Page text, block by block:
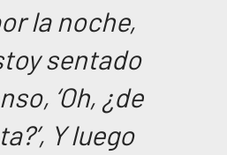
la noche,
sentado
‘Oh, ¿de
Y luego